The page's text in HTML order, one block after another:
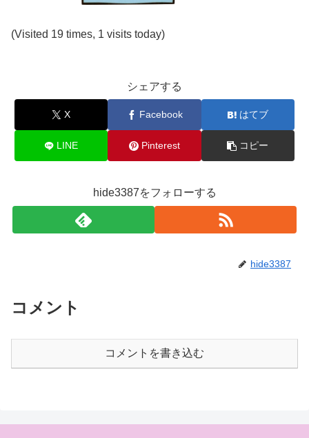
(Visited 19 times, 1 visits today)
シェアする
X Facebook はてブ
LINE Pinterest コピー
hide3387をフォローする
hide3387
コメント
コメントを書き込む